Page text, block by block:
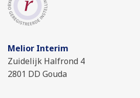
Melior Interim
Zuidelijk Halfrond 4
2801 DD Gouda